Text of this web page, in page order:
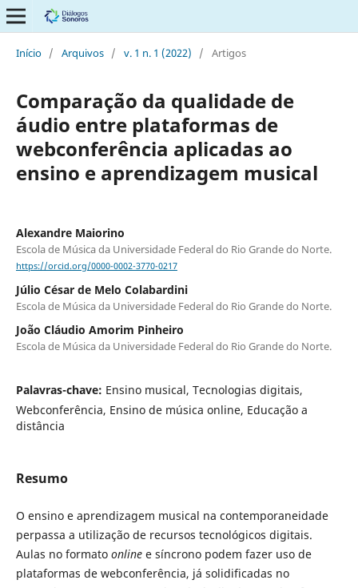
Início / Arquivos / v. 1 n. 1 (2022) / Artigos
Comparação da qualidade de
áudio entre plataformas de
webconferência aplicadas ao
ensino e aprendizagem musical
Alexandre Maiorino
Escola de Música da Universidade Federal do Rio Grande do Norte.
https://orcid.org/0000-0002-3770-0217
Júlio César de Melo Colabardini
Escola de Música da Universidade Federal do Rio Grande do Norte.
João Cláudio Amorim Pinheiro
Escola de Música da Universidade Federal do Rio Grande do Norte.
Palavras-chave: Ensino musical, Tecnologias digitais,
Webconferência, Ensino de música online, Educação a
distância
Resumo
O ensino e aprendizagem musical na contemporaneidade
perpassa a utilização de recursos tecnológicos digitais.
Aulas no formato onlinee síncrono podem fazer uso de
plataformas de webconferência, já solidificadas no